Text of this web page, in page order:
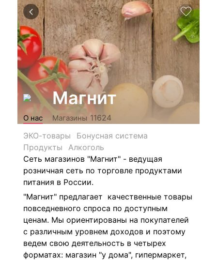
Магнит
О нас Магазины 11624
ЭКО-товары
Бонусная система
Продукты
Алкоголь
Сеть магазинов "Магнит" - ведущая
розничная сеть по торговле продуктами
питания в России.
"Магнит" предлагает качественные товары
повседневного спроса по доступным
ценам. Мы ориентированы на покупателей
с различным уровнем доходов и поэтому
ведем свою деятельность в четырех
форматах: магазин "у дома", гипермаркет,